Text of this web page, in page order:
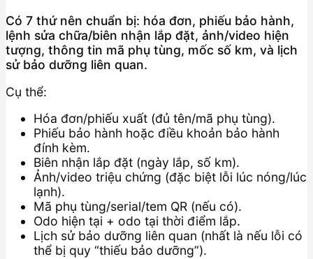
Có 7 thứ nên chuẩn bị: hóa đơn, phiếu bảo hành,
lệnh sửa chữa/biên nhận lắp đặt, ảnh/video hiện
tượng, thông tin mã phụ tùng, mốc số km, và lịch
sử bảo dưỡng liên quan.
Cụ thể:
Hóa đơn/phiếu xuất (đủ tên/mã phụ tùng).
Phiếu bảo hành hoặc điều khoản bảo hành
đính kèm.
Biên nhận lắp đặt (ngày lắp, số km).
Ảnh/video triệu chứng (đặc biệt lỗi lúc nóng/lúc
lạnh).
Mã phụ tùng/serial/tem QR (nếu có).
Odo hiện tại + odo tại thời điểm lắp.
Lịch sử bảo dưỡng liên quan (nhất là nếu lỗi có
thể bị quy “thiếu bảo dưỡng”).